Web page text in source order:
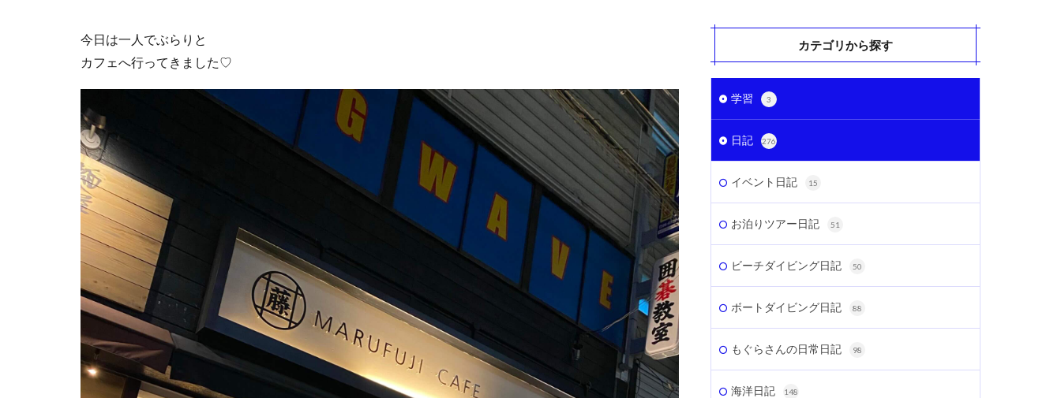
今日は一人でぶらりと
カフェへ行ってきました♡
カテゴリから探す
学習 3
日記 276
イベント日記 15
お泊りツアー日記 51
ビーチダイビング日記 50
ボートダイビング日記 88
もぐらさんの日常日記 98
海洋日記 148